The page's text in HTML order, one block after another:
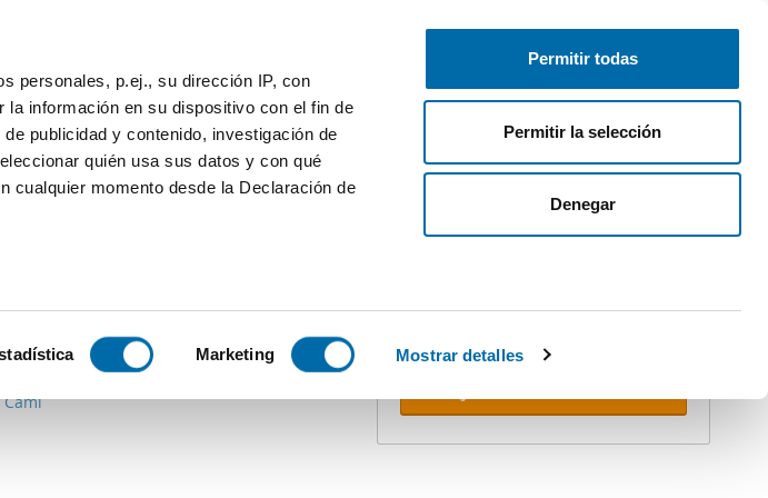
personales, p.ej., su dirección IP, con
información en su dispositivo con el fin de
publicidad y contenido, investigación de
quién usa sus datos y con qué
cualquier momento desde la Declaración de
buscar características específicas (huellas
personales y establezca sus
Marketing Mostrar detalles
Permitir todas
Permitir la selección
Denegar
Publique gratuitamente Inicie sessão
Quartos Mais filtros - 1
banho
Não deixe que o ultrapassem. Receba